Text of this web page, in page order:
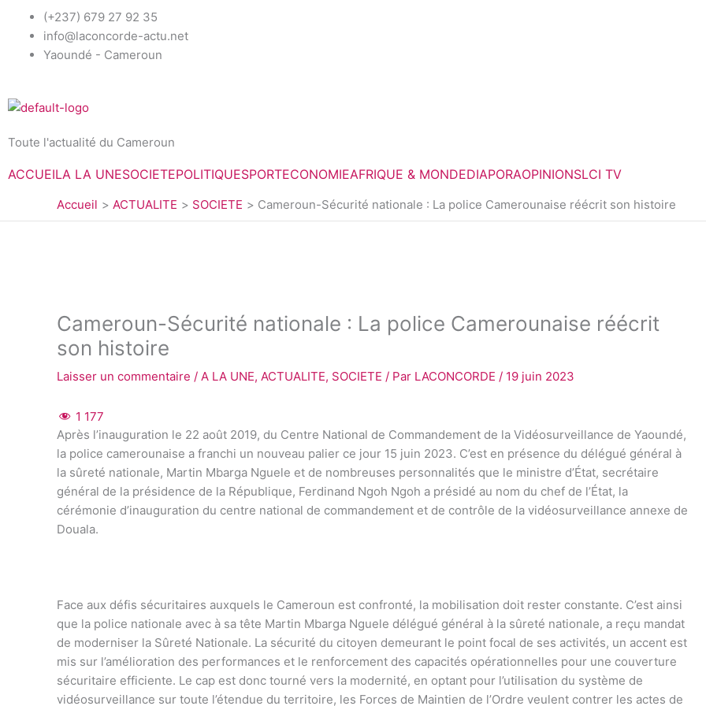
(+237) 679 27 92 35
info@laconcorde-actu.net
Yaoundé - Cameroun
b
o
k
t
e
Toute l'actualité du Cameroun
ACCUEILA LA UNESOCIETEPOLITIQUESPORTECONOMIEAFRIQUE & MONDEDIAPORAOPINIONSLCI TV
Accueil ACTUALITE SOCIETE Cameroun-Sécurité nationale : La police Camerounaise réécrit son histoire
Cameroun-Sécurité nationale : La police Camerounaise réécrit
son histoire
Laisser un commentaire / A LA UNE, ACTUALITE, SOCIETE / Par LACONCORDE / 19 juin 2023
1 177
Après l’inauguration le 22 août 2019, du Centre National de Commandement de la Vidéosurveillance de Yaoundé,
la police camerounaise a franchi un nouveau palier ce jour 15 juin 2023. C’est en présence du délégué général à
la sûreté nationale, Martin Mbarga Nguele et de nombreuses personnalités que le ministre d’État, secrétaire
général de la présidence de la République, Ferdinand Ngoh Ngoh a présidé au nom du chef de l’État, la
cérémonie d’inauguration du centre national de commandement et de contrôle de la vidéosurveillance annexe de
Douala.
Face aux défis sécuritaires auxquels le Cameroun est confronté, la mobilisation doit rester constante. C’est ainsi
que la police nationale avec à sa tête Martin Mbarga Nguele délégué général à la sûreté nationale, a reçu mandat
de moderniser la Sûreté Nationale. La sécurité du citoyen demeurant le point focal de ses activités, un accent est
mis sur l’amélioration des performances et le renforcement des capacités opérationnelles pour une couverture
sécuritaire efficiente. Le cap est donc tourné vers la modernité, en optant pour l’utilisation du système de
vidéosurveillance sur toute l’étendue du territoire, les Forces de Maintien de l’Ordre veulent contrer les actes de